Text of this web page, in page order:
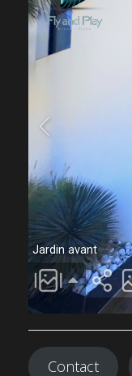
Contact